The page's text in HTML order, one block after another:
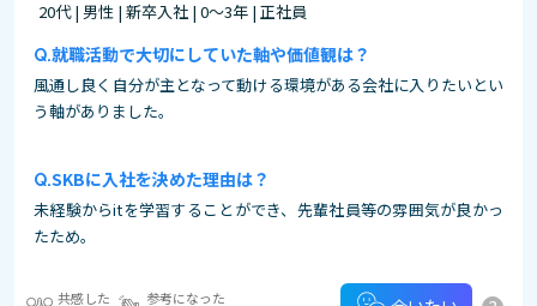
20代 | 男性 | 新卒入社 | 0～3年 | 正社員
就職活動で大切にしていた軸や価値観は？
風通し良く自分が主となって動ける環境がある会社に入りたいとい
う軸がありました。
SKBに入社を決めた理由は？
未経験からitを学習することができ、先輩社員等の雰囲気が良かっ
たため。
共感した
参考になった